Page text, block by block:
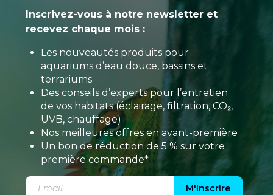
Inscrivez-vous à notre newsletter et
recevez chaque mois :
Les nouveautés produits pour
aquariums d’eau douce, bassins et
terrariums
Des conseils d’experts pour l’entretien
de vos habitats (éclairage, filtration, CO₂,
UVB, chauffage)
Nos meilleures offres en avant-première
Un bon de réduction de 5 % sur votre
première commande*
M'inscrire